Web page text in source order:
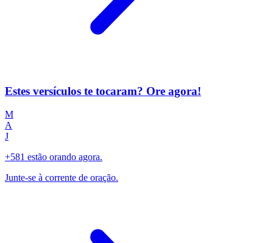
Estes versículos te tocaram? Ore agora!
M
A
J
+581 estão orando agora.
Junte-se à corrente de oração.